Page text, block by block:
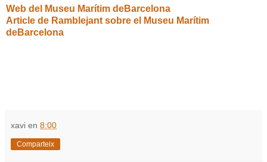
Web del Museu Marítim deBarcelona
Article de Ramblejant sobre el Museu Marítim
deBarcelona
xavi en 8:00
Comparteix